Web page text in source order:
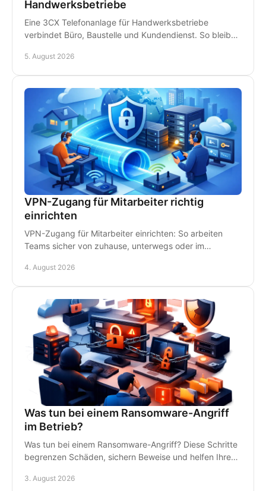
Handwerksbetriebe
Eine 3CX Telefonanlage für Handwerksbetriebe
verbindet Büro, Baustelle und Kundendienst. So bleiben
5. August 2026
VPN-Zugang für Mitarbeiter richtig
einrichten
VPN-Zugang für Mitarbeiter einrichten: So arbeiten
Teams sicher von zuhause, unterwegs oder im
Support.
4. August 2026
Was tun bei einem Ransomware-Angriff
im Betrieb?
Was tun bei einem Ransomware-Angriff? Diese Schritte
begrenzen Schäden, sichern Beweise und helfen Ihrem
3. August 2026